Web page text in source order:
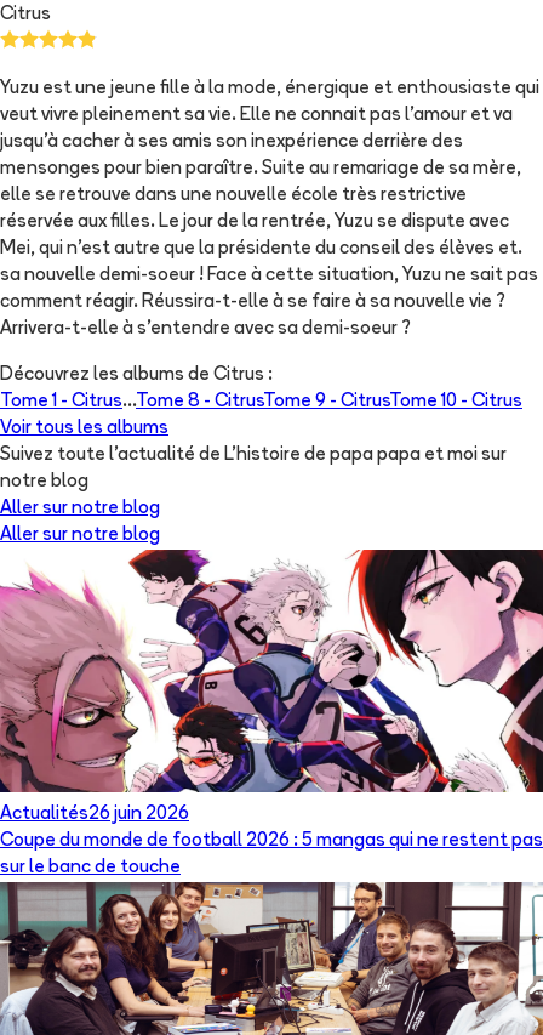
Citrus
Yuzu est une jeune fille à la mode, énergique et enthousiaste qui
veut vivre pleinement sa vie. Elle ne connait pas l'amour et va
jusqu'à cacher à ses amis son inexpérience derrière des
mensonges pour bien paraître. Suite au remariage de sa mère,
elle se retrouve dans une nouvelle école très restrictive
réservée aux filles. Le jour de la rentrée, Yuzu se dispute avec
Mei, qui n'est autre que la présidente du conseil des élèves et.
sa nouvelle demi-soeur ! Face à cette situation, Yuzu ne sait pas
comment réagir. Réussira-t-elle à se faire à sa nouvelle vie ?
Arrivera-t-elle à s'entendre avec sa demi-soeur ?
Découvrez les albums de Citrus :
Tome 1 - Citrus...Tome 8 - CitrusTome 9 - CitrusTome 10 - Citrus
Voir tous les albums
Suivez toute l'actualité de L'histoire de papa papa et moi sur
notre blog
Aller sur notre blog
Aller sur notre blog
Actualités26 juin 2026
Coupe du monde de football 2026 : 5 mangas qui ne restent pas
sur le banc de touche